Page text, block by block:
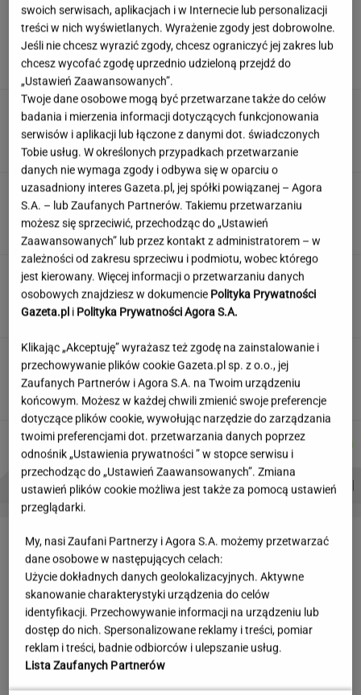
Syn Stanisława Soyki o ostatnich chwilach
ojca. "Nie było z nim nikogo"
Polka przestrzegano, by nie mówił o chorobie.
"Jestem po przeszczepie"
Ten quiz logiczny zmusi Cię do myślenia.
Wynik 3/8 to powód do dumy
To nie droga na skróty. Matka pokazuje, jak
naprawdę wygląda edukacja domowa
MATERIAŁ PROMOCYJNY
Wakacyjne aktywności a kurzajki. O czym
warto pamiętać, by uniknąć problemu?
MATERIAŁ PROMOCYJNY
Autorzy:
AGNIESZKA
NIEDZIAŁEK
MARTA
KORYCKA
ŁUKASZ
JACHIMIAK
WIKTORIA
PROBLEMY POLSKICH SIATKARZY ZNAK Z '30' WISŁAWA SZYMBORSKA
LETNIE OKAZJE
swoich serwisach, aplikacjach i w Internecie lub personalizacji
treści w nich wyświetlanych. Wyrażenie zgody jest dobrowolne.
Jeśli nie chcesz wyrazić zgody, chcesz ograniczyć jej zakres lub
chcesz wycofać zgodę uprzednio udzieloną przejdź do
„Ustawień Zaawansowanych”.
Twoje dane osobowe mogą być przetwarzane także do celów
badania i mierzenia informacji dotyczących funkcjonowania
serwisów i aplikacji lub łączone z danymi dot. świadczonych
Tobie usług. W określonych przypadkach przetwarzanie
danych nie wymaga zgody i odbywa się w oparciu o
uzasadniony interes Gazeta.pl, jej spółki powiązanej – Agora
S.A. – lub Zaufanych Partnerów. Takiemu przetwarzaniu
możesz się sprzeciwić, przechodząc do „Ustawień
Zaawansowanych” lub przez kontakt z administratorem – w
zależności od zakresu sprzeciwu i podmiotu, wobec którego
jest kierowany. Więcej informacji o przetwarzaniu danych
osobowych znajdziesz w dokumencie Polityka Prywatności
Gazeta.pl i Polityka Prywatności Agora S.A.
Klikając „Akceptuję” wyrażasz też zgodę na zainstalowanie i
przechowywanie plików cookie Gazeta.pl sp. z o.o., jej
Zaufanych Partnerów i Agora S.A. na Twoim urządzeniu
końcowym. Możesz w każdej chwili zmienić swoje preferencje
dotyczące plików cookie, wywołując narzędzie do zarządzania
twoimi preferencjami dot. przetwarzania danych poprzez
odnośnik „Ustawienia prywatności ” w stopce serwisu i
przechodząc do „Ustawień Zaawansowanych”. Zmiana
ustawień plików cookie możliwa jest także za pomocą ustawień
przeglądarki.
My, nasi Zaufani Partnerzy i Agora S.A. możemy przetwarzać
dane osobowe w następujących celach:
Użycie dokładnych danych geolokalizacyjnych. Aktywne
skanowanie charakterystyki urządzenia do celów
identyfikacji. Przechowywanie informacji na urządzeniu lub
dostęp do nich. Spersonalizowane reklamy i treści, pomiar
reklam i treści, badnie odbiorców i ulepszanie usług.
Lista Zaufanych Partnerów